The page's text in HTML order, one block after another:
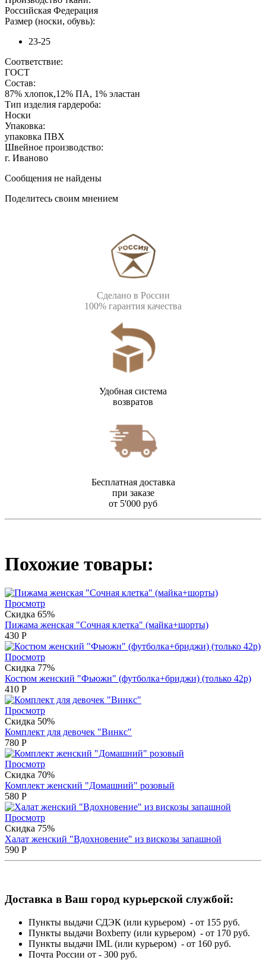
Российская Федерация
Размер (носки, обувь):
23-25
Соответствие:
ГОСТ
Состав:
87% хлопок,12% ПА, 1% эластан
Тип изделия гардероба:
Носки
Упаковка:
упаковка ПВХ
Швейное производство:
г. Иваново
Сообщения не найдены
Поделитесь своим мнением
Сделано в России
100% гарантия качества
Удобная система
возвратов
Бесплатная доставка
при заказе
от 5'000 руб
Похожие товары:
Просмотр
Скидка 65%
Пижама женская "Сочная клетка" (майка+шорты)
430 Р
Просмотр
Скидка 77%
Костюм женский "Фьюжн" (футболка+бриджи) (только 42р)
410 Р
Просмотр
Скидка 50%
Комплект для девочек "Винкс"
780 Р
Просмотр
Скидка 70%
Комплект женский "Домашний" розовый
580 Р
Просмотр
Скидка 75%
Халат женский "Вдохновение" из вискозы запашной
590 Р
Доставка в Ваш город курьерской службой:
Пункты выдачи СДЭК (или курьером) - от 155 руб.
Пункты выдачи Boxberry (или курьером) - от 170 руб.
Пункты выдачи IML (или курьером) - от 160 руб.
Почта России от - 300 руб.